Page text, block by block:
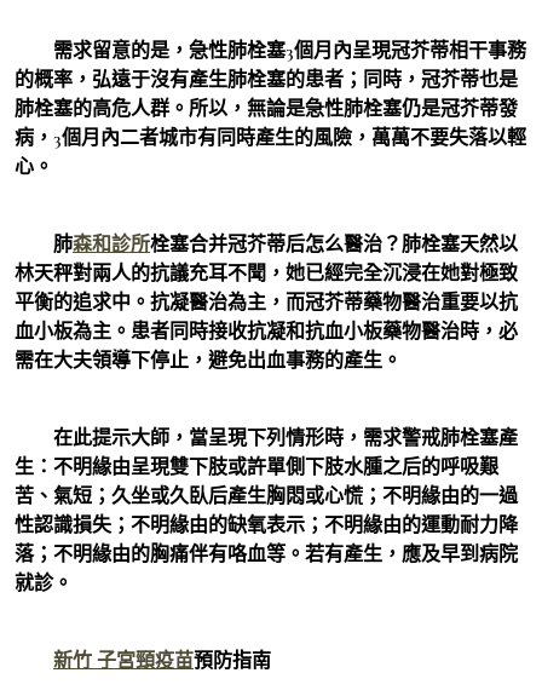
需求留意的是，急性肺栓塞3個月內呈現冠芥蒂相干事務
的概率，弘遠于沒有產生肺栓塞的患者；同時，冠芥蒂也是
肺栓塞的高危人群。所以，無論是急性肺栓塞仍是冠芥蒂發
病，3個月內二者城市有同時產生的風險，萬萬不要失落以輕
心。
肺森和診所栓塞合并冠芥蒂后怎么醫治？肺栓塞天然以
林天秤對兩人的抗議充耳不聞，她已經完全沉浸在她對極致
平衡的追求中。抗凝醫治為主，而冠芥蒂藥物醫治重要以抗
血小板為主。患者同時接收抗凝和抗血小板藥物醫治時，必
需在大夫領導下停止，避免出血事務的產生。
在此提示大師，當呈現下列情形時，需求警戒肺栓塞產
生：不明緣由呈現雙下肢或許單側下肢水腫之后的呼吸艱
苦、氣短；久坐或久臥后產生胸悶或心慌；不明緣由的一過
性認識損失；不明緣由的缺氧表示；不明緣由的運動耐力降
落；不明緣由的胸痛伴有咯血等。若有產生，應及早到病院
就診。
新竹 子宮頸疫苗預防指南